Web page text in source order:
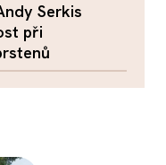
Serkis
při